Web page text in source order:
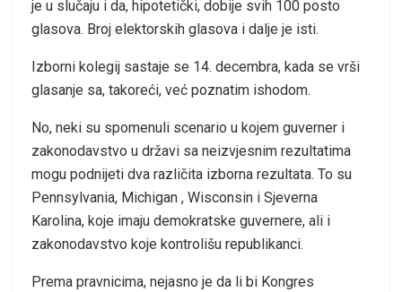
je u slučaju i da, hipotetički, dobije svih 100 posto
glasova. Broj elektorskih glasova i dalje je isti.
Izborni kolegij sastaje se 14. decembra, kada se vrši
glasanje sa, takoreći, već poznatim ishodom.
No, neki su spomenuli scenario u kojem guverner i
zakonodavstvo u državi sa neizvjesnim rezultatima
mogu podnijeti dva različita izborna rezultata. To su
Pennsylvania, Michigan , Wisconsin i Sjeverna
Karolina, koje imaju demokratske guvernere, ali i
zakonodavstvo koje kontrolišu republikanci.
Prema pravnicima, nejasno je da li bi Kongres